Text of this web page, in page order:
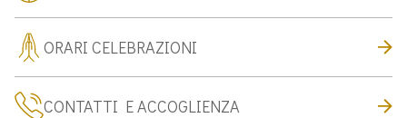
ORARI CELEBRAZIONI
CONTATTI E ACCOGLIENZA